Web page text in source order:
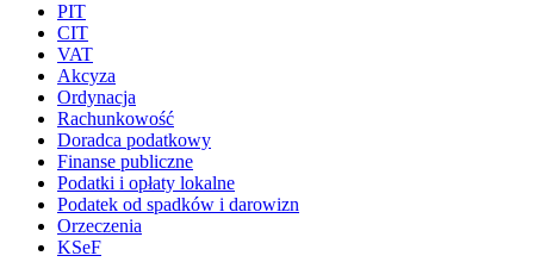
PIT
CIT
VAT
Akcyza
Ordynacja
Rachunkowość
Doradca podatkowy
Finanse publiczne
Podatki i opłaty lokalne
Podatek od spadków i darowizn
Orzeczenia
KSeF